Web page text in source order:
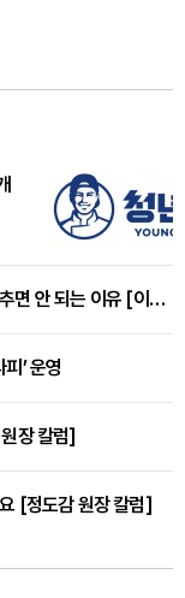
팔 들기 어려운 오십견, 통증 줄었다고 운동 멈추면 안 되는 이유 [이병욱 원장 칼럼]
’ 운영
장 칼럼]
[정도감 원장 칼럼]